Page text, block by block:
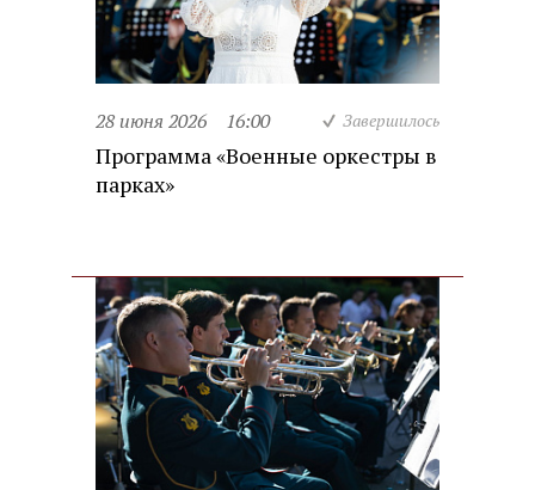
28 июня 2026 16:00 Завершилось
Программа «Военные оркестры в
парках»